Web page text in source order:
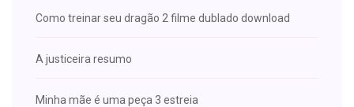
Como treinar seu dragão 2 filme dublado download
A justiceira resumo
Minha mãe é uma peça 3 estreia